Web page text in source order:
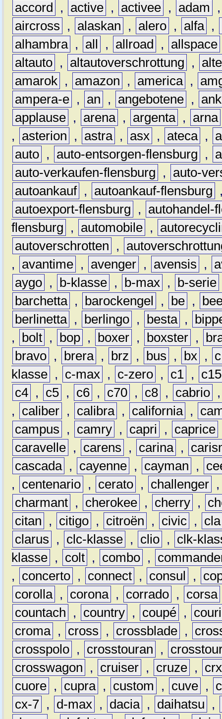
accord
, active , activee , adam
aircross
, alaskan , alero , alfa ,
alhambra , all , allroad , allspace
altauto , altautoverschrottung ,
amarok , amazon , america ,
ampera-e , an , angebotene ,
applause , arena , argenta , arna
,
asterion , astra , asx , ateca ,
auto , auto-entsorgen-flensburg ,
auto-verkaufen-flensburg
,
auto-
autoankauf , autoankauf-flensburg
autoexport-flensburg
,
autohandel-
flensburg
, automobile ,
autoverschrotten
,
,
avantime , avenger , avensis ,
aygo , b-klasse , b-max , b-serie
barchetta , barockengel , be ,
berlinetta , berlingo , besta ,
,
bolt , bop , boxer , boxster ,
bravo , brera , brz , bus , bx ,
c
klasse , c-max , c-zero , c1 ,
c15
c4 , c5 , c6 , c70 , c8 , cabrio
,
caliber , calibra , california ,
campus
, camry , capri , caprice
caravelle , carens , carina ,
cascada , cayenne , cayman ,
,
centenario , cerato , challenger
charmant , cherokee , cherry ,
citan
, citigo , citroën , civic ,
cla
clarus
, clc-klasse , clio ,
clk-
klasse , colt , combo ,
,
concerto , connect , consul ,
corolla , corona , corrado , corsa
countach
, country , coupé ,
croma , cross , crossblade ,
crosspolo , crosstouran ,
crosswagon
, cruiser , cruze ,
crx
cuore , cupra , custom , cuve ,
cx-7 , d-max , dacia , daihatsu
,